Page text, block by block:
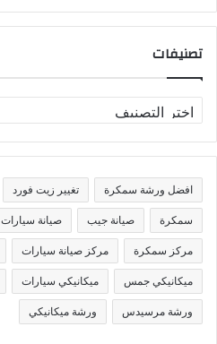
تصنيفات
ص
ن
ف
ا
افضل ورشة سمكرة تغيير زيت فورد
سمكرة صيانة جيب صيانة سيارات
مركز سمكرة مركز صيانة سيارات
ميكانيكي جمس ميكانيكي سيارات
ورشة مرسيدس ورشة ميكانيكي